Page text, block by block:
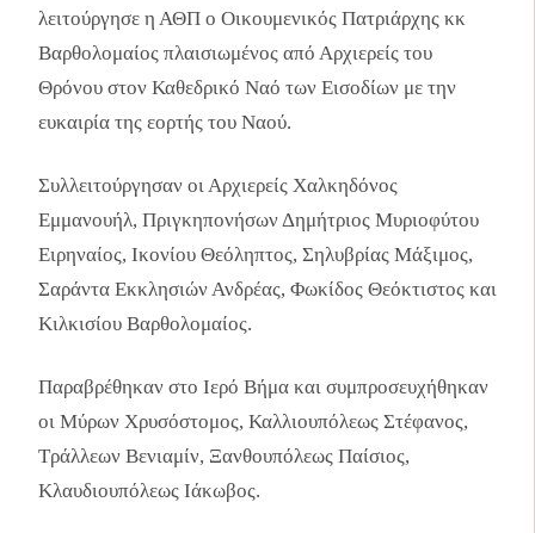
λειτούργησε η ΑΘΠ ο Οικουμενικός Πατριάρχης κκ
Βαρθολομαίος πλαισιωμένος από Αρχιερείς του
Θρόνου στον Καθεδρικό Ναό των Εισοδίων με την
ευκαιρία της εορτής του Ναού.
Συλλειτούργησαν οι Αρχιερείς Χαλκηδόνος
Εμμανουήλ, Πριγκηπονήσων Δημήτριος Μυριοφύτου
Ειρηναίος, Ικονίου Θεόληπτος, Σηλυβρίας Μάξιμος,
Σαράντα Εκκλησιών Ανδρέας, Φωκίδος Θεόκτιστος και
Κιλκισίου Βαρθολομαίος.
Παραβρέθηκαν στο Ιερό Βήμα και συμπροσευχήθηκαν
οι Μύρων Χρυσόστομος, Καλλιουπόλεως Στέφανος,
Τράλλεων Βενιαμίν, Ξανθουπόλεως Παίσιος,
Κλαυδιουπόλεως Ιάκωβος.